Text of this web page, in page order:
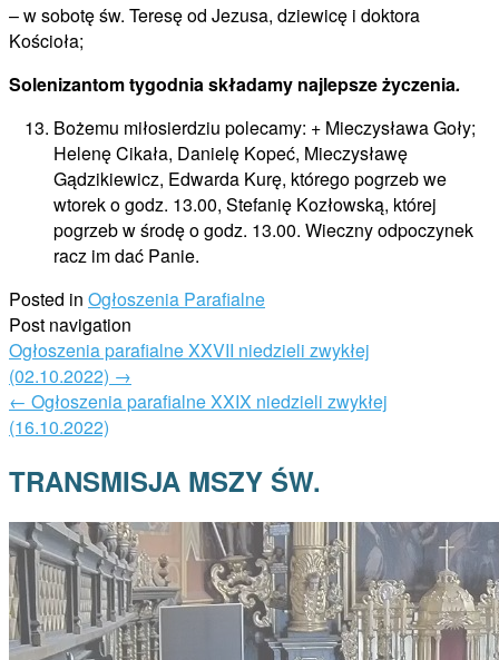
– w sobotę św. Teresę od Jezusa, dziewicę i doktora
Kościoła;
Solenizantom tygodnia składamy najlepsze życzenia.
Bożemu miłosierdziu polecamy: + Mieczysława Goły;
Helenę Cikała, Danielę Kopeć, Mieczysławę
Gądzikiewicz, Edwarda Kurę, którego pogrzeb we
wtorek o godz. 13.00, Stefanię Kozłowską, której
pogrzeb w środę o godz. 13.00. Wieczny odpoczynek
racz im dać Panie.
Posted in Ogłoszenia Parafialne
Post navigation
Ogłoszenia parafialne XXVII niedzieli zwykłej
(02.10.2022) →
← Ogłoszenia parafialne XXIX niedzieli zwykłej
(16.10.2022)
TRANSMISJA MSZY ŚW.